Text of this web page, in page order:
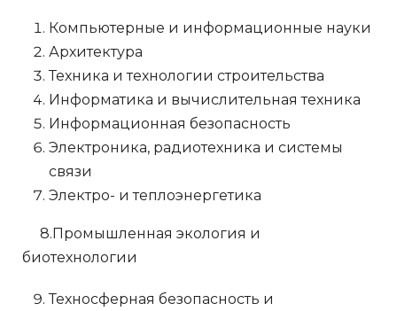
Компьютерные и информационные науки
Архитектура
Техника и технологии строительства
Информатика и вычислительная техника
Информационная безопасность
Электроника, радиотехника и системы
связи
Электро- и теплоэнергетика
8.Промышленная экология и
биотехнологии
Техносферная безопасность и